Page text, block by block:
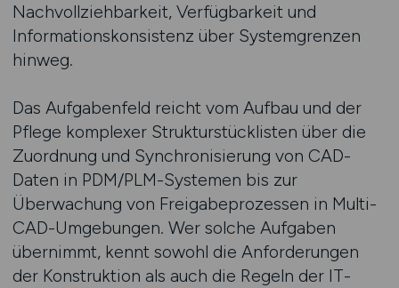
Nachvollziehbarkeit, Verfügbarkeit und
Informationskonsistenz über Systemgrenzen
hinweg.
Das Aufgabenfeld reicht vom Aufbau und der
Pflege komplexer Strukturstücklisten über die
Zuordnung und Synchronisierung von CAD-
Daten in PDM/PLM-Systemen bis zur
Überwachung von Freigabeprozessen in Multi-
CAD-Umgebungen. Wer solche Aufgaben
übernimmt, kennt sowohl die Anforderungen
der Konstruktion als auch die Regeln der IT-